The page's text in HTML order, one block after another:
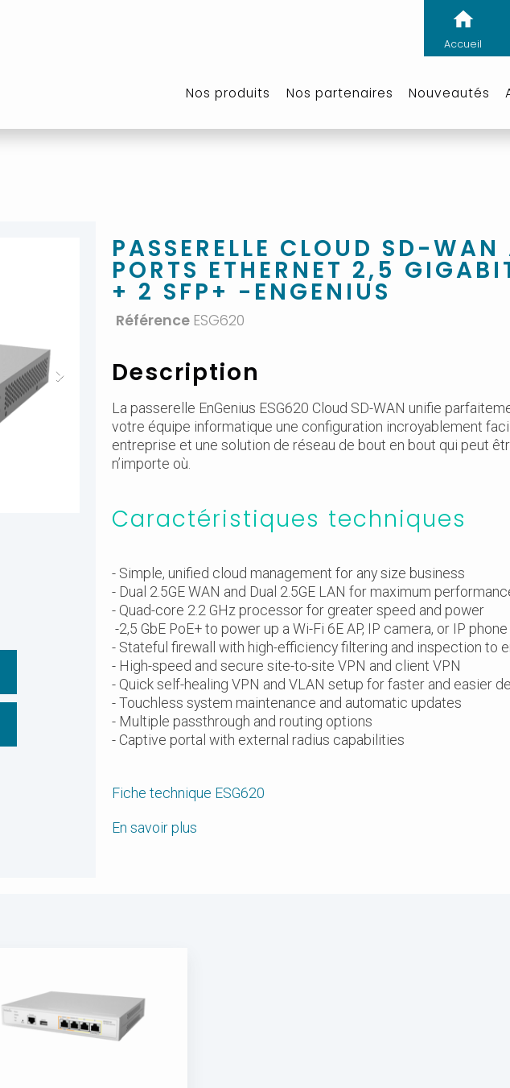
Accueil
Nos produits Nos partenaires Nouveautés
PASSERELLE CLOUD SD-
PORTS ETHERNET 2,5
+ 2 SFP+ -ENGENIUS
Référence ESG620
Description
La passerelle EnGenius ESG620 Cloud SD-WAN unifie
votre équipe informatique une configuration incroyablement
entreprise et une solution de réseau de bout en bout qui peut
n’importe où.
Caractéristiques techniques
- Simple, unified cloud management for any size business
- Dual 2.5GE WAN and Dual 2.5GE LAN for maximum
- Quad-core 2.2 GHz processor for greater speed and power
-2,5 GbE PoE+ to power up a Wi-Fi 6E AP, IP camera, or IP phone
- Stateful firewall with high-efficiency filtering and inspection to
- High-speed and secure site-to-site VPN and client VPN
- Quick self-healing VPN and VLAN setup for faster and easier
- Touchless system maintenance and automatic updates
- Multiple passthrough and routing options
- Captive portal with external radius capabilities
Fiche technique ESG620
En savoir plus